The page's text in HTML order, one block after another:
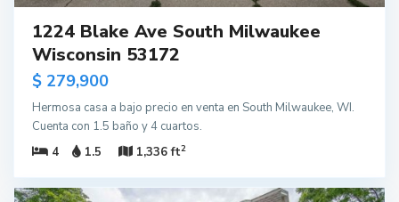
1224 Blake Ave South Milwaukee
Wisconsin 53172
$ 279,900
Hermosa casa a bajo precio en venta en South Milwaukee, WI.
Cuenta con 1.5 baño y 4 cuartos.
4
1.5 1,336 ft2